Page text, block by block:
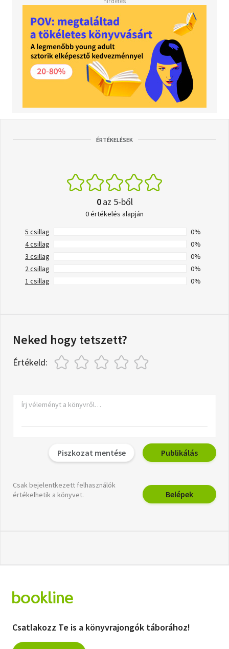
ÉRTÉKELÉSEK
0az 5-ből
0 értékelés alapján
5 csillag
0%
4 csillag
0%
3 csillag
0%
2 csillag
0%
1 csillag
0%
Neked hogy tetszett?
Értékeld:
Piszkozat mentése Publikálás
Csak bejelentkezett felhasználók
értékelhetik a könyvet.
Belépek
Csatlakozz Te is a könyvrajongók táborához!